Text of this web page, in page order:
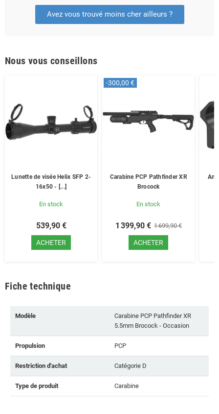
Avez vous trouvé moins cher ailleurs ?
Nous vous conseillons
Lunette de visée Helix SFP 2-
16x50 - [...]
En stock
539,90 €
ACHETER
-300,00 €
Carabine PCP Pathfinder XR
Brocock
En stock
1 399,90 € 1 699,90 €
ACHETER
Fiche technique
Modèle
Carabine PCP Pathfinder XR
5.5mm Brocock - Occasion
Propulsion PCP
Restriction d'achat Catégorie D
Type de produit Carabine